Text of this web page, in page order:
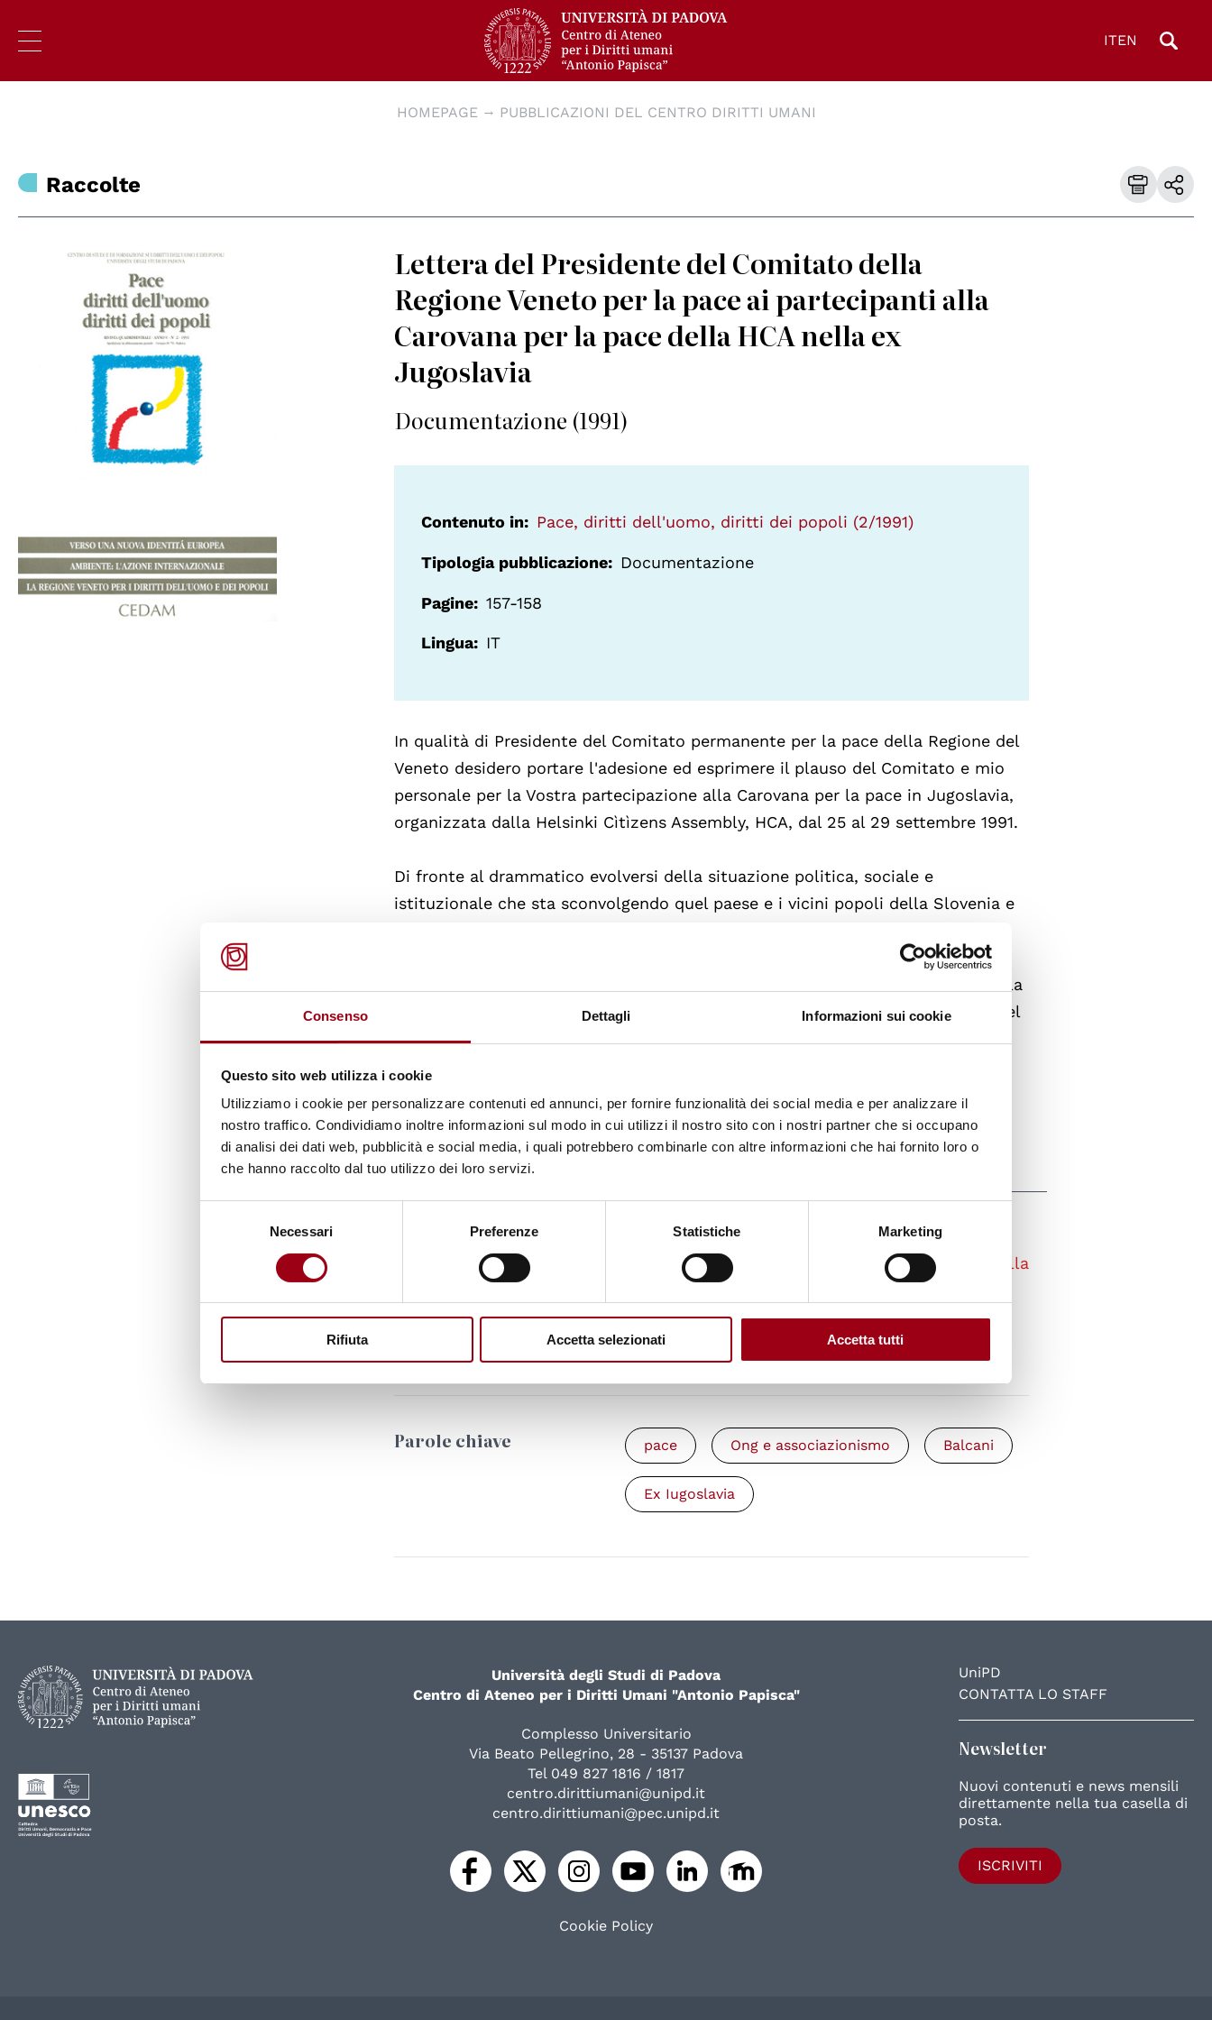
Consenso Dettagli Informazioni sui cookie
Questo sito web utilizza i cookie
Utilizziamo i cookie per personalizzare contenuti ed annunci, per fornire funzionalità dei social media e per analizzare il
nostro traffico. Condividiamo inoltre informazioni sul modo in cui utilizzi il nostro sito con i nostri partner che si occupano
di analisi dei dati web, pubblicità e social media, i quali potrebbero combinarle con altre informazioni che hai fornito loro o
che hanno raccolto dal tuo utilizzo dei loro servizi.
Necessari Preferenze Statistiche Marketing
Rifiuta Accetta selezionati Accetta tutti
ITEN
HOMEPAGE PUBBLICAZIONI DEL CENTRO DIRITTI UMANI
Raccolte
Lettera del Presidente del Comitato della
Regione Veneto per la pace ai partecipanti alla
Carovana per la pace della HCA nella ex
Jugoslavia
Documentazione (1991)
Contenuto in Pace, diritti dell'uomo, diritti dei popoli (2/1991)
Tipologia pubblicazione Documentazione
Pagine 157-158
Lingua IT
In qualità di Presidente del Comitato permanente per la pace della Regione del
Veneto desidero portare l'adesione ed esprimere il plauso del Comitato e mio
personale per la Vostra partecipazione alla Carovana per la pace in Jugoslavia,
organizzata dalla Helsinki Cìtìzens Assembly, HCA, dal 25 al 29 settembre 1991.
Di fronte al drammatico evolversi della situazione politica, sociale e
istituzionale che sta sconvolgendo quel paese e i vicini popoli della Slovenia e
Veneto, che voi rappresentate, è manifestazione dell'impegno della gente e
delle istituzioni Venete, anche con l'azione trainante della nostra Regione nella
comunità di lavoro Alpe Adria, per la costruzione di un sistema paneuropeo nel
quale pacificamente possono svolgersi i processi di autodeterminazione dei
Aggiornato il:05.11.2010
Documenti
Lettera del Presidente del Comitato della
Regione Veneto per la pace ai partecipanti alla
Carovana per la pace della HCA nella ex
69.89 KB)
Parole chiave pace Ong e associazionismo Balcani
Ex Iugoslavia
UniPD
CONTATTA LO STAFF
Newsletter
Nuovi contenuti e news mensili
direttamente nella tua casella di
posta.
ISCRIVITI
Università degli Studi di Padova
Centro di Ateneo per i Diritti Umani "Antonio Papisca"
Complesso Universitario
Via Beato Pellegrino, 28 - 35137 Padova
Tel 049 827 1816 / 1817
centro.dirittiumani@unipd.it
centro.dirittiumani@pec.unipd.it
Cookie Policy